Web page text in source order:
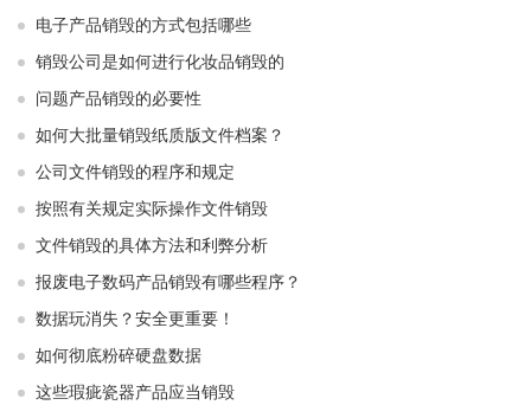
电子产品销毁的方式包括哪些
销毁公司是如何进行化妆品销毁的
问题产品销毁的必要性
如何大批量销毁纸质版文件档案？
公司文件销毁的程序和规定
按照有关规定实际操作文件销毁
文件销毁的具体方法和利弊分析
报废电子数码产品销毁有哪些程序？
数据玩消失？安全更重要！
如何彻底粉碎硬盘数据
这些瑕疵瓷器产品应当销毁